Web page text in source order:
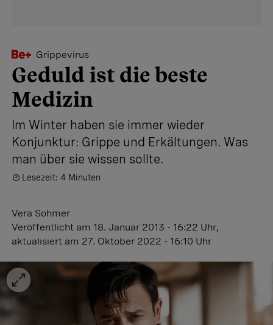
Grippevirus
Geduld ist die beste
Medizin
Im Winter haben sie immer wieder
Konjunktur: Grippe und Erkältungen. Was
man über sie wissen sollte.
Lesezeit: 4 Minuten
Vera Sohmer
Veröffentlicht am 18. Januar 2013 - 16:22 Uhr,
aktualisiert am 27. Oktober 2022 - 16:10 Uhr